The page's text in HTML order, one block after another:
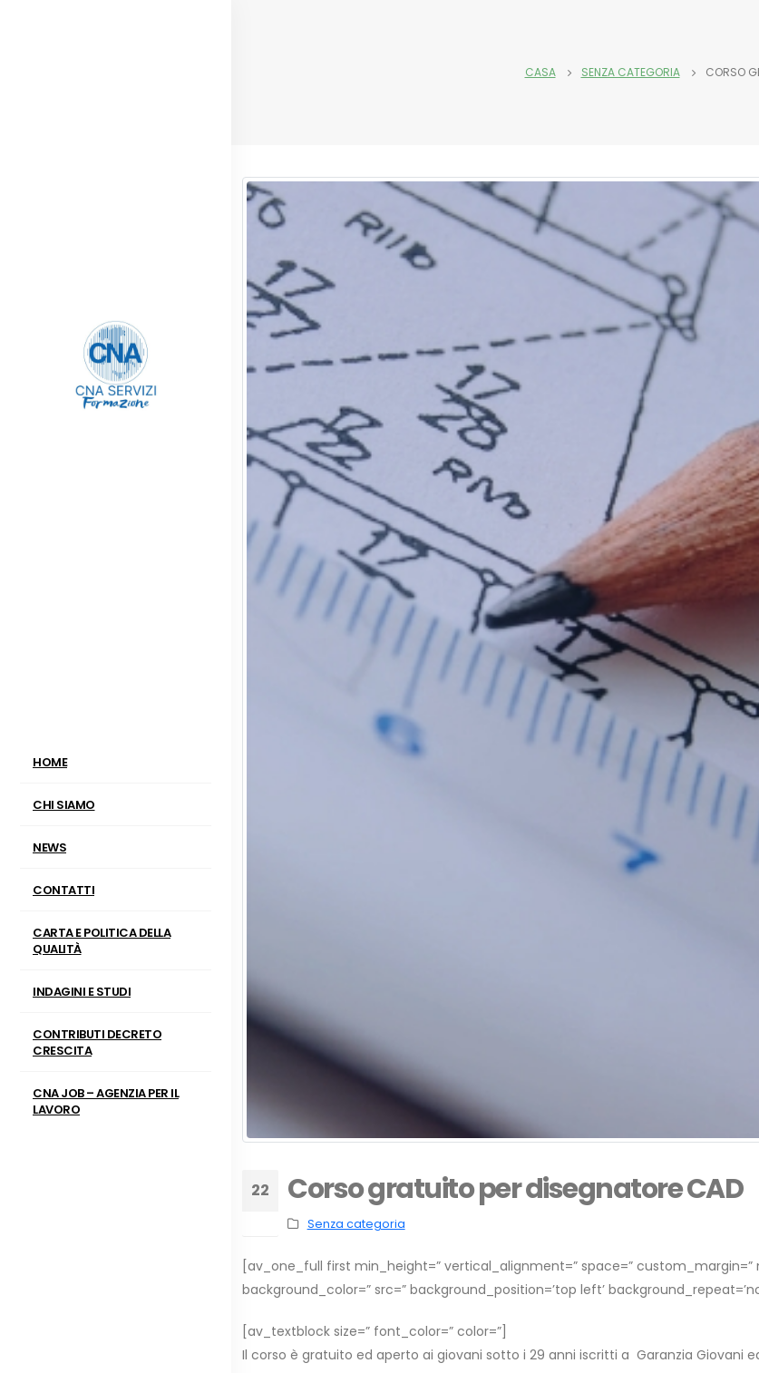
HOME
CHI SIAMO
NEWS
CONTATTI
CARTA E POLITICA DELLA
QUALITÀ
INDAGINI E STUDI
CONTRIBUTI DECRETO
CRESCITA
CNA JOB – AGENZIA PER IL
LAVORO
CASA SENZA CATEGORIA CORSO
22 Corso gratuito per disegnatore CAD
Senza categoria
[av_one_full first min_height=” vertical_alignment=” space=” custom_margin=”
background_color=” src=” background_position=’top left’
[av_textblock size=” font_color=” color=”]
Il corso è gratuito ed aperto ai giovani sotto i 29 anni iscritti a Garanzia Giovani